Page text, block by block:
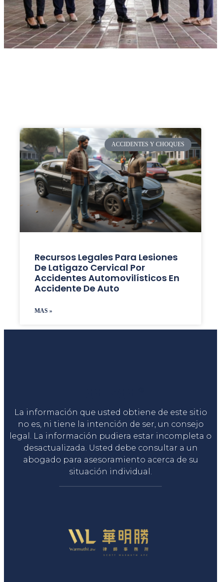
ACCIDENTES Y CHOQUES
Recursos Legales Para Lesiones
De Latigazo Cervical Por
Accidentes Automovilísticos En
Accidente De Auto
MAS »
La información que usted obtiene de este sitio
no es, ni tiene la intención de ser, un consejo
legal. La información pudiera estar incompleta o
desactualizada. Usted debe consultar a un
abogado para asesoramiento acerca de su
situación individual.